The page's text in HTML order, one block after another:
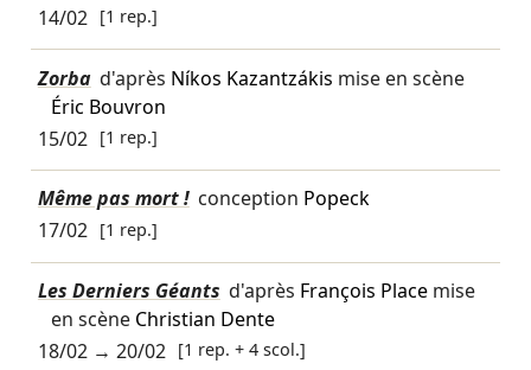
14/02 [1 rep.]
Zorba d'après Níkos Kazantzákis mise en scène
Éric Bouvron
15/02 [1 rep.]
Même pas mort ! conception Popeck
17/02 [1 rep.]
Les Derniers Géants d'après François Placemise
en scène Christian Dente
18/02→ 20/02 [1 rep. + 4 scol.]